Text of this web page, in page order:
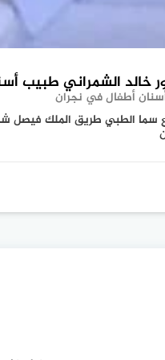
خالد الشمراني طبيب
أطفال في نجران
الطبي طريق الملك فيصل شمال